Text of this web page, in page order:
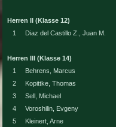
Herren II (Klasse 12)
1
Diaz del Castillo Z., Juan M.
Herren III (Klasse 14)
1
Behrens, Marcus
2
Kopittke, Thomas
3
Sell, Michael
4
Voroshilin, Evgeny
5
Kleinert, Arne